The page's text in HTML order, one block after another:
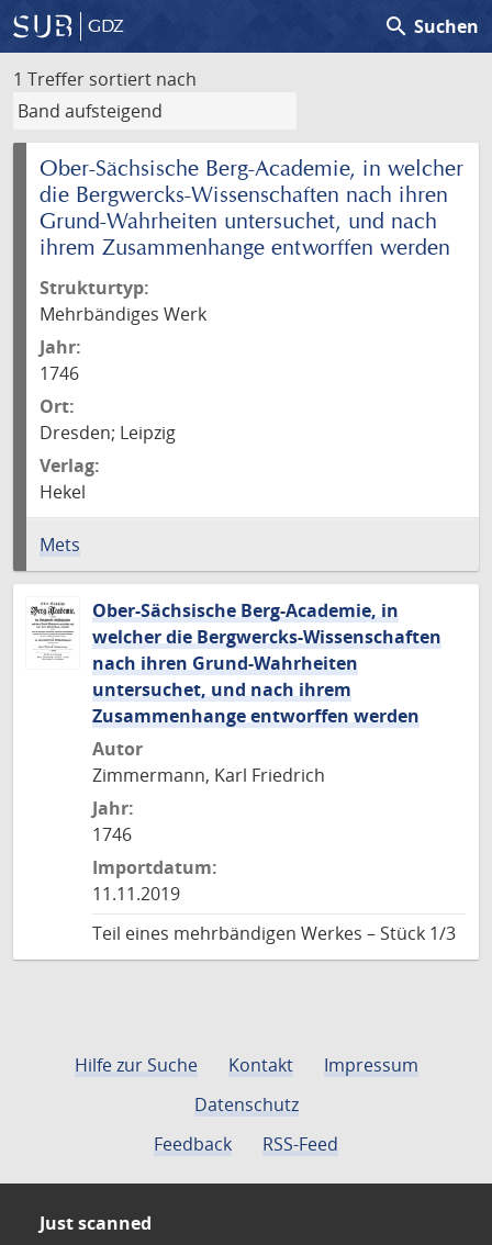
GDZ search Suchen
1 Treffer sortiert nach
Ober-Sächsische Berg-Academie, in welcher
die Bergwercks-Wissenschaften nach ihren
Grund-Wahrheiten untersuchet, und nach
ihrem Zusammenhange entworffen werden
Strukturtyp:
Mehrbändiges Werk
Jahr:
1746
Ort:
Dresden; Leipzig
Verlag:
Hekel
Mets
Ober-Sächsische Berg-Academie, in
welcher die Bergwercks-Wissenschaften
nach ihren Grund-Wahrheiten
untersuchet, und nach ihrem
Zusammenhange entworffen werden
Autor
Zimmermann, Karl Friedrich
Jahr:
1746
Importdatum:
11.11.2019
Teil eines mehrbändigen Werkes – Stück 1/3
Hilfe zur Suche Kontakt
Impressum
Datenschutz
Feedback
RSS-Feed
Just scanned